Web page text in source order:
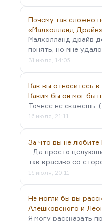
Почему так сложно
«Малхолланд
Малхолланд драйв
понять, но мне
31 июля, 14:05
Как вы относитесь
Каким бы он мог
Точнее не скажешь :(
16 июля, 21:11
За что вы не
...Да просто
так красиво со
16 июля, 20:11
Не могли бы вы
Алешковского и
Я могу рассказать